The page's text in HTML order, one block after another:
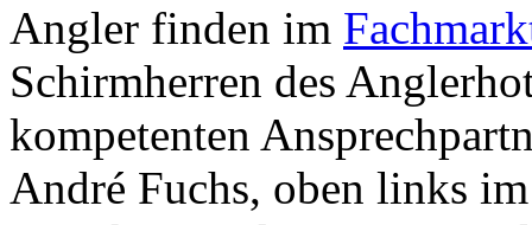
Angler finden im
Schirmherren des
kompetenten
André Fuchs, oben links